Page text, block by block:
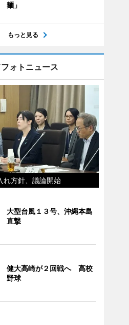
麺」
もっと見る
ォトニュース
れ方針、議論開始
大型台風１３号、沖縄本島
直撃
健大高崎が２回戦へ 高校
野球